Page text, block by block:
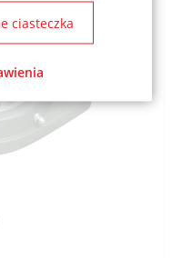
ciasteczka